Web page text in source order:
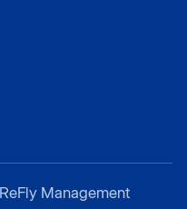
Management